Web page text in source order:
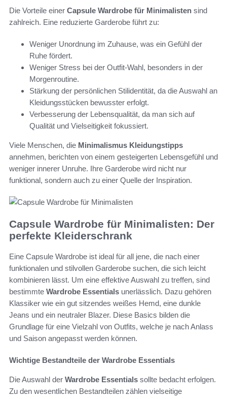
Die Vorteile einer Capsule Wardrobe für Minimalisten sind
zahlreich. Eine reduzierte Garderobe führt zu:
Weniger Unordnung im Zuhause, was ein Gefühl der
Ruhe fördert.
Weniger Stress bei der Outfit-Wahl, besonders in der
Morgenroutine.
Stärkung der persönlichen Stilidentität, da die Auswahl an
Kleidungsstücken bewusster erfolgt.
Verbesserung der Lebensqualität, da man sich auf
Qualität und Vielseitigkeit fokussiert.
Viele Menschen, die Minimalismus Kleidungstipps
annehmen, berichten von einem gesteigerten Lebensgefühl und
weniger innerer Unruhe. Ihre Garderobe wird nicht nur
funktional, sondern auch zu einer Quelle der Inspiration.
Capsule Wardrobe für Minimalisten: Der
perfekte Kleiderschrank
Eine Capsule Wardrobe ist ideal für all jene, die nach einer
funktionalen und stilvollen Garderobe suchen, die sich leicht
kombinieren lässt. Um eine effektive Auswahl zu treffen, sind
bestimmte Wardrobe Essentials unerlässlich. Dazu gehören
Klassiker wie ein gut sitzendes weißes Hemd, eine dunkle
Jeans und ein neutraler Blazer. Diese Basics bilden die
Grundlage für eine Vielzahl von Outfits, welche je nach Anlass
und Saison angepasst werden können.
Wichtige Bestandteile der Wardrobe Essentials
Die Auswahl der Wardrobe Essentials sollte bedacht erfolgen.
Zu den wesentlichen Bestandteilen zählen vielseitige